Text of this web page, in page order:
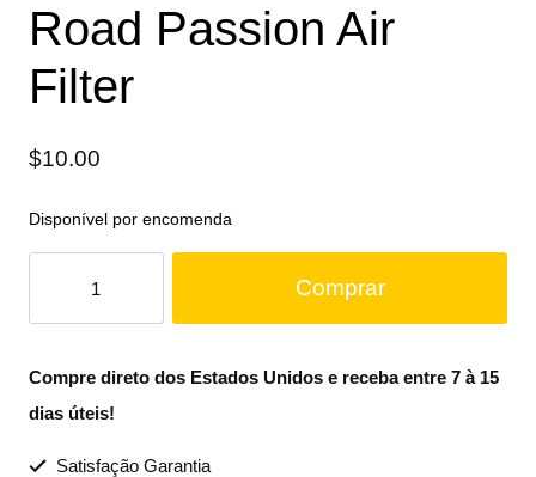
Road Passion Air
Filter
$10.00
Disponível por encomenda
Comprar
Compre direto dos Estados Unidos e receba entre 7 à 15
dias úteis!
Satisfação Garantia